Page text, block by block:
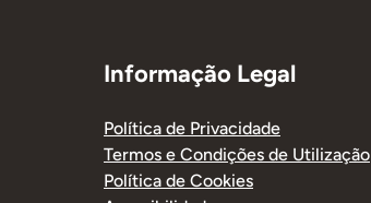
Informação Legal
Política de Privacidade
Termos e Condições de Utilização
Política de Cookies